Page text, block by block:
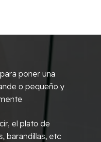
poner una
o pequeño y
el plato de
barandillas, etc